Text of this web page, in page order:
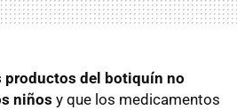
productos del botiquín no
niños y que los medicamentos